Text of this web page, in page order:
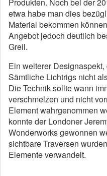
etwa habe man dies
Material bekommen
Angebot jedoch deutlich
Greil.
Ein weiterer
Sämtliche Lichtrigs nicht
Die Technik sollte wann
verschmelzen und nicht
Element wahrgenommen
konnte der Londoner
Wonderworks gewonnen
sichtbare Traversen
Elemente verwandelt.